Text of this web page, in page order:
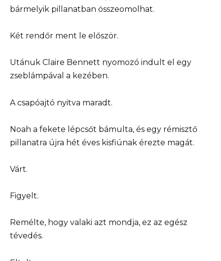
bármelyik pillanatban összeomolhat.
Két rendőr ment le először.
Utánuk Claire Bennett nyomozó indult el egy
zseblámpával a kezében.
A csapóajtó nyitva maradt.
Noah a fekete lépcsőt bámulta, és egy rémisztő
pillanatra újra hét éves kisfiúnak érezte magát.
Várt.
Figyelt.
Remélte, hogy valaki azt mondja, ez az egész
tévedés.